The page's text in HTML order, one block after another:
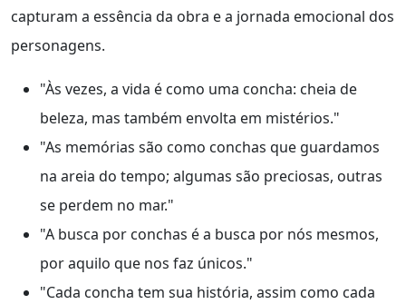
capturam a essência da obra e a jornada emocional dos
personagens.
"Às vezes, a vida é como uma concha: cheia de
beleza, mas também envolta em mistérios."
"As memórias são como conchas que guardamos
na areia do tempo; algumas são preciosas, outras
se perdem no mar."
"A busca por conchas é a busca por nós mesmos,
por aquilo que nos faz únicos."
"Cada concha tem sua história, assim como cada